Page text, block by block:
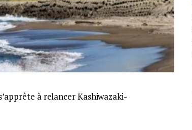
à relancer Kashiwazaki-